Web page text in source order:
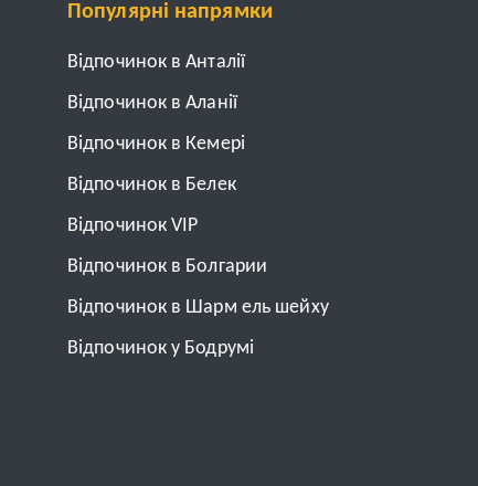
Популярні напрямки
Відпочинок в Анталії
Відпочинок в Аланії
Відпочинок в Кемері
Відпочинок в Белек
Відпочинок VIP
Відпочинок в Болгарии
Відпочинок в Шарм ель шейху
Відпочинок у Бодрумі